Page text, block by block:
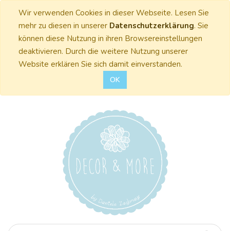
Wir verwenden Cookies in dieser Webseite. Lesen Sie
mehr zu diesen in unserer Datenschutzerklärung. Sie
können diese Nutzung in ihren Browsereinstellungen
deaktivieren. Durch die weitere Nutzung unserer
Website erklären Sie sich damit einverstanden.
OK